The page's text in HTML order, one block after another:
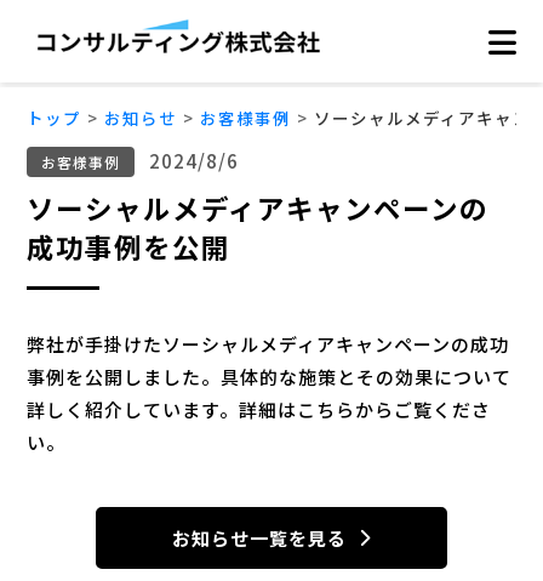
トップ お知らせ お客様事例 ソーシャルメディアキャン
お客様事例 2024/8/6
ソーシャルメディアキャンペーンの
成功事例を公開
弊社が手掛けたソーシャルメディアキャンペーンの成功
事例を公開しました。具体的な施策とその効果について
詳しく紹介しています。詳細はこちらからご覧くださ
い。
お知らせ一覧を見る